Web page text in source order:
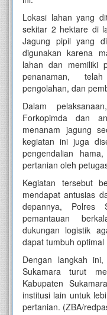
Lokasi lahan yang
sekitar 2 hektare di
Jagung pipil yang
digunakan karena
lahan dan memiliki
penanaman,
pengolahan, dan
Dalam
Forkopimda dan
menanam jagung
kegiatan ini juga
pengendalian
pertanian oleh
Kegiatan tersebut
mendapat antusias
depannya, Polres
pemantauan
dukungan logistik
dapat tumbuh
Dengan langkah
Sukamara turut
Kabupaten
institusi lain untuk
pertanian. (ZBA/